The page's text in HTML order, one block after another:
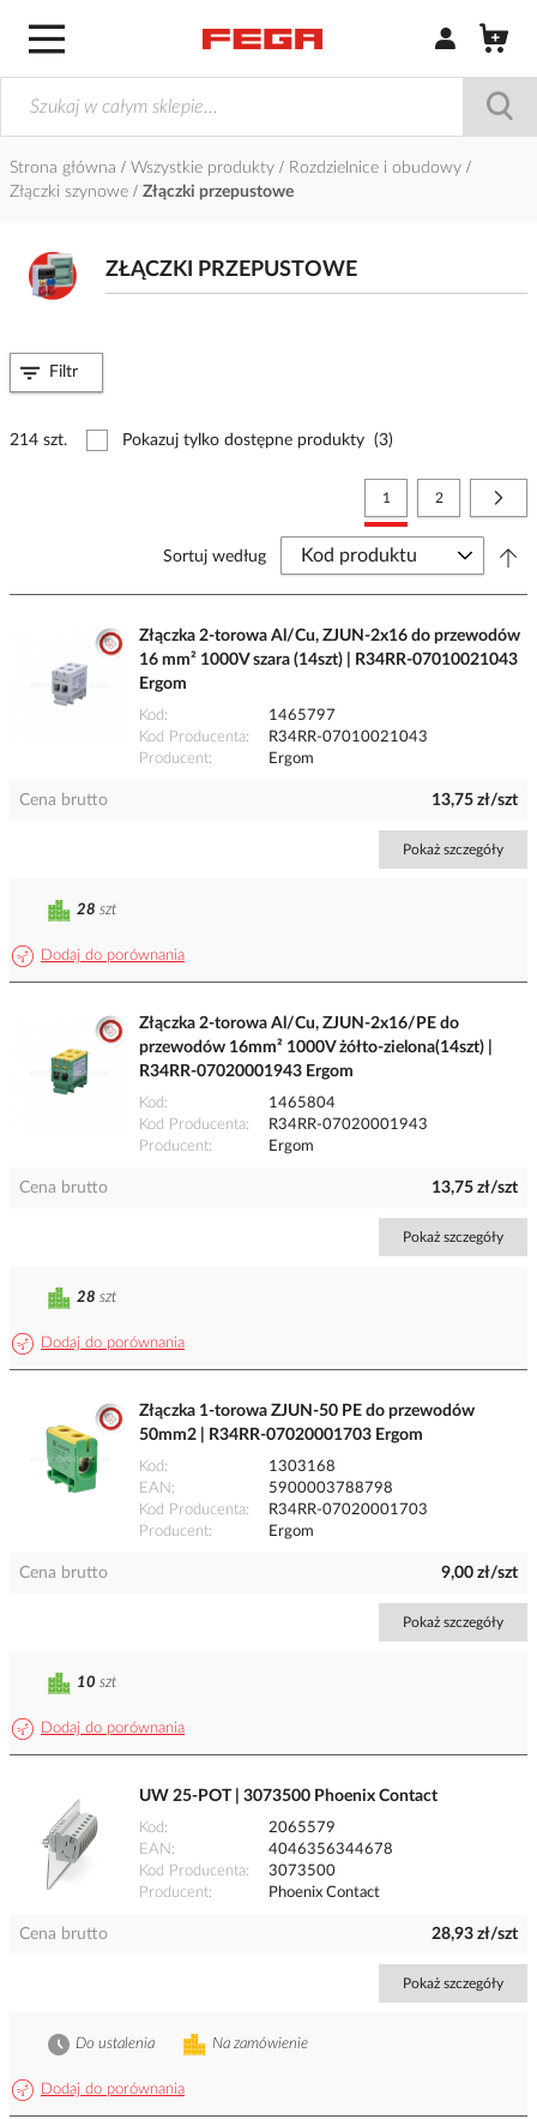
Zaloguj się /
Strona główna Wszystkie produkty
Rozdzielnice i obudowy
Złączki szynowe
Złączki przepustowe
ZŁĄCZKI PRZEPUSTOWE
214 szt. Pokazuj tylko dostępne produkty (3)
Strona
Aktualnie czytasz stronę
1 Strona
2
Sortuj według
Złączka 2-torowa Al/Cu, ZJUN-2x16 do przewodów
16 mm² 1000V szara (14szt) | R34RR-07010021043
Ergom
Kod
1465797
Kod Producenta
R34RR-07010021043
Producent
Ergom
Cena brutto 13,75 zł/szt
Pokaż szczegóły
Dodaj do porównania
28 szt
Złączka 2-torowa Al/Cu, ZJUN-2x16/PE do
przewodów 16mm² 1000V żółto-zielona(14szt) |
R34RR-07020001943 Ergom
Kod
1465804
Kod Producenta
R34RR-07020001943
Producent
Ergom
Cena brutto 13,75 zł/szt
Pokaż szczegóły
Dodaj do porównania
28 szt
Złączka 1-torowa ZJUN-50 PE do przewodów
50mm2 | R34RR-07020001703 Ergom
Kod
1303168
EAN
5900003788798
Kod Producenta
R34RR-07020001703
Producent
Ergom
Cena brutto 9,00 zł/szt
Pokaż szczegóły
Dodaj do porównania
10 szt
UW 25-POT | 3073500 Phoenix Contact
Kod
2065579
EAN
4046356344678
Kod Producenta
3073500
Producent
Phoenix Contact
Cena brutto 28,93 zł/szt
Pokaż szczegóły
Dodaj do porównania
Na zamówienie
Do ustalenia
Filtr